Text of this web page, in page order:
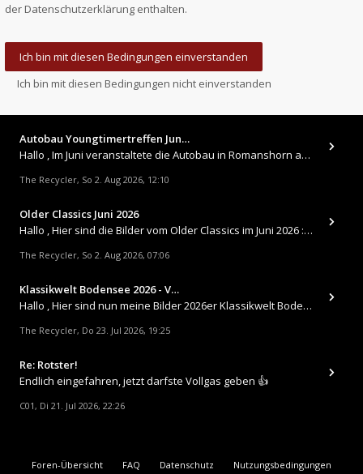
der Datenschutzerklärung enthalten.
Autobau Youngtimertreffen Jun…
Hallo , Im Juni veranstaltete die Autobau in Romanshorn auf ihrem Gelände ein kleines Youngtimertreffen : https://up.
The Recycler, So 2. Aug 2026, 12:10
Older Classics Juni 2026
​Hallo , Hier sind die Bilder vom Older Classics im Juni 2026 : https://up.picr.de/51155940wd.jpg https://up.pic
The Recycler, So 2. Aug 2026, 07:06
Klassikwelt Bodensee 2026 - V…
Hallo , Hier sind nun meine Bilder 2026er Klassikwelt Bodensee 😀 https://up.picr.de/51125547rb.jpg https://up.pi
The Recycler, Do 23. Jul 2026, 19:25
Re: Rotster!
Endlich eingefahren, jetzt darfste Vollgas geben 👍
C01, Di 21. Jul 2026, 22:26
Foren-Übersicht FAQ Datenschutz Nutzungsbedingungen